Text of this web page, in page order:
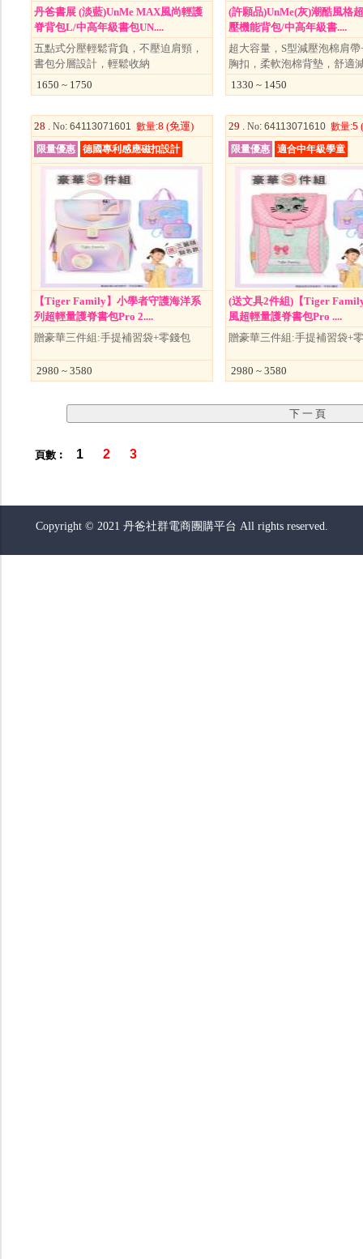
丹爸書展 (淡藍)UnMe MAX風尚輕護
脊背包L/中高年級書包UN....
五點式分壓輕鬆背負，不壓迫肩頸，
書包分層設計，輕鬆收納
1650 ~ 1750
(許願品)UnMe(灰)潮酷風格
壓機能背包/中高年級書....
超大容量，S型減壓泡棉肩帶
胸扣，柔軟泡棉背墊，舒適
1330 ~ 1450
28 . No: 64113071601 數量:8(免運)
限量優惠 德國專利感應磁扣設計
【Tiger Family】小學者守護海洋系
列超輕量護脊書包Pro 2....
贈豪華三件組:手提補習袋+零錢包
2980 ~ 3580
29 . No: 64113071610 數量:5
限量優惠 適合中年級學童
(送文具2件組)【Tiger
風超輕量護脊書包Pro ....
贈豪華三件組:手提補習袋+
2980 ~ 3580
頁數︰ 1 2 3
Copyright © 2021 丹爸社群電商團購平台 All rights reserved.